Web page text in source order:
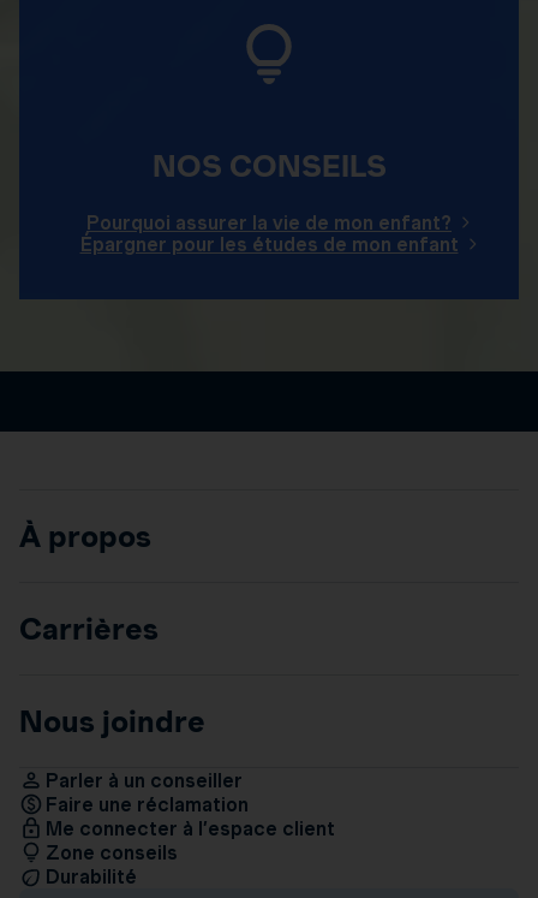
NOS CONSEILS
Pourquoi assurer la vie de mon enfant?
Épargner pour les études de mon enfant
À propos
Carrières
Nous joindre
Parler à un conseiller
Faire une réclamation
Me connecter à l’espace client
Zone conseils
Durabilité